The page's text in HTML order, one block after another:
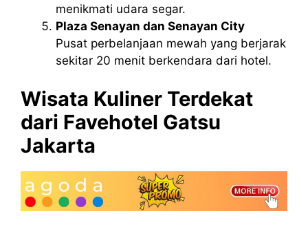
menikmati udara segar.
Plaza Senayan dan Senayan City
Pusat perbelanjaan mewah yang berjarak
sekitar 20 menit berkendara dari hotel.
Wisata Kuliner Terdekat
dari Favehotel Gatsu
Jakarta